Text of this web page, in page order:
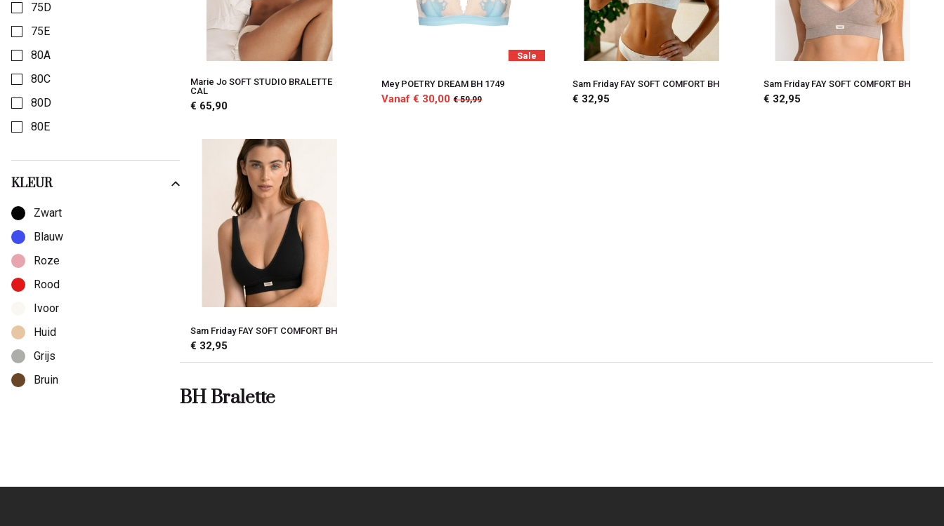
75D
75E
80A
80C
80D
80E
85C
KLEUR
Zwart
Blauw
Roze
Rood
Ivoor
Huid
Grijs
Bruin
Marie Jo SOFT STUDIO BRALETTE
CAL
€ 65,90
Sale
Mey POETRY DREAM BH 1749
Vanaf € 30,00 € 59,99
Sam Friday FAY SOFT COMFORT BH
€ 32,95
Sam Friday FAY SOFT COMFORT BH
€ 32,95
Sam Friday FAY SOFT COMFORT BH
€ 32,95
BH Bralette